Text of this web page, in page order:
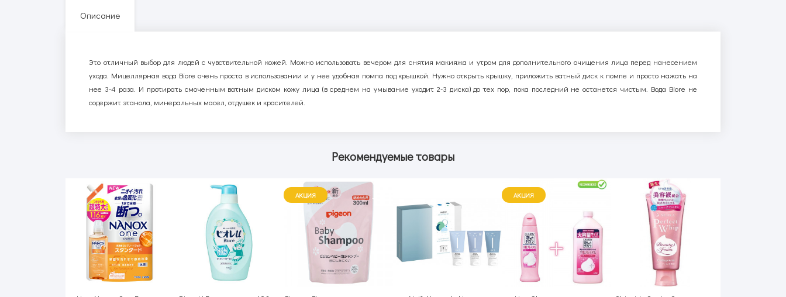
Описание
Это отличный выбор для людей с чувствительной кожей. Можно использовать вечером для снятия макияжа и утром для дополнительного очищения лица перед нанесением
ухода. Мицеллярная вода Biore очень проста в использовании и у нее удобная помпа под крышкой. Нужно открыть крышку, приложить ватный диск к помпе и просто нажать на
нее 3-4 раза. И протирать смоченным ватным диском кожу лица (в среднем на умывание уходит 2-3 диска) до тех пор, пока последний не останется чистым. Вода Biore не
содержит этанола, минеральных масел, отдушек и красителей.
Рекомендуемые товары
АКЦИЯ АКЦИЯ